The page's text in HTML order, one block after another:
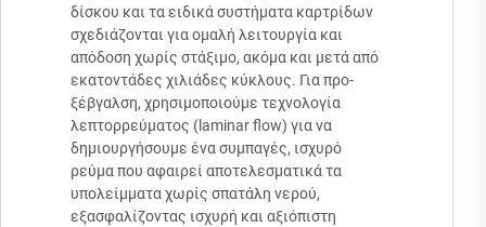
δίσκου και τα ειδικά συστήματα καρτρίδων
σχεδιάζονται για ομαλή λειτουργία και
απόδοση χωρίς στάξιμο, ακόμα και μετά από
εκατοντάδες χιλιάδες κύκλους. Για προ-
ξέβγαλση, χρησιμοποιούμε τεχνολογία
λεπτορρεύματος (laminar flow) για να
δημιουργήσουμε ένα συμπαγές, ισχυρό
ρεύμα που αφαιρεί αποτελεσματικά τα
υπολείμματα χωρίς σπατάλη νερού,
εξασφαλίζοντας ισχυρή και αξιόπιστη